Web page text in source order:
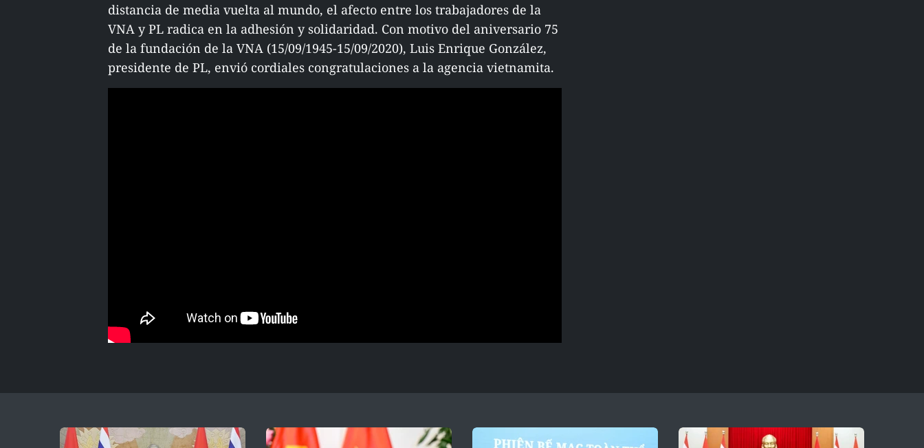
distancia de media vuelta al mundo, el afecto entre los trabajadores de la
VNA y PL radica en la adhesión y solidaridad. Con motivo del aniversario 75
de la fundación de la VNA (15/09/1945-15/09/2020), Luis Enrique González,
presidente de PL, envió cordiales congratulaciones a la agencia vietnamita.